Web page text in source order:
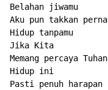
Belahan jiwamu
Aku pun takkan
Hidup tanpamu
Jika Kita
Memang percaya Tuhan
Hidup ini
Pasti penuh harapan